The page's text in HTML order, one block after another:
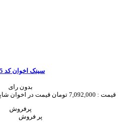
سینک اخوان کد 15
بدون رای
قیمت : 7,092,000 تومان قیمت در اخوان
پرفروش